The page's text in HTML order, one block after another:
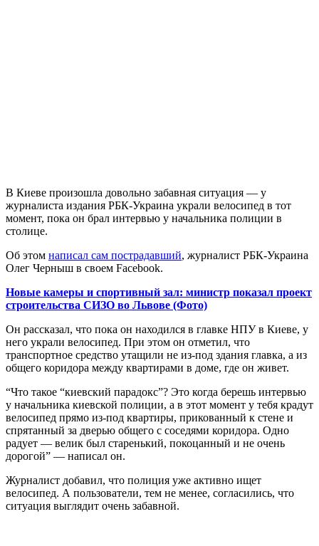
В Киеве произошла довольно забавная ситуация — у
журналиста издания РБК-Украина украли велосипед в тот
момент, пока он брал интервью у начальника полиции в
столице.
Об этом написал сам пострадавший, журналист РБК-Украина
Олег Черныш в своем Facebook.
Новые камеры и спортивный зал: министр показал проект
строительства СИЗО во Львове (Фото)
Он рассказал, что пока он находился в главке НПУ в Киеве, у
него украли велосипед. При этом он отметил, что
транспортное средство утащили не из-под здания главка, а из
общего коридора между квартирами в доме, где он живет.
“Что такое “киевский парадокс”? Это когда берешь интервью
у начальника киевской полиции, а в этот момент у тебя крадут
велосипед прямо из-под квартиры, прикованный к стене и
спрятанный за дверью общего с соседями коридора. Одно
радует — велик был старенький, покоцанный и не очень
дорогой” — написал он.
Журналист добавил, что полиция уже активно ищет
велосипед. А пользователи, тем не менее, согласились, что
ситуация выглядит очень забавной.